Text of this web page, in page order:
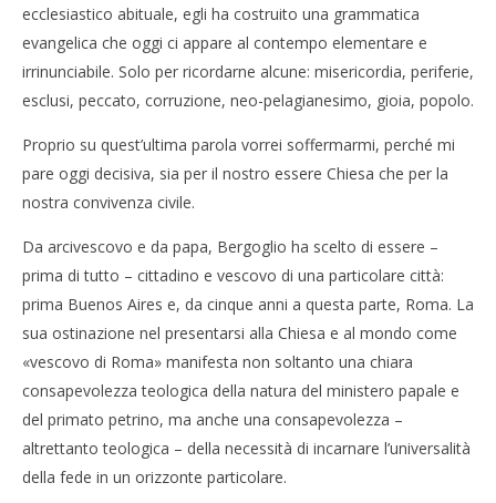
ecclesiastico abituale, egli ha costruito una grammatica
evangelica che oggi ci appare al contempo elementare e
irrinunciabile. Solo per ricordarne alcune: misericordia, periferie,
esclusi, peccato, corruzione, neo-pelagianesimo, gioia, popolo.
Proprio su quest’ultima parola vorrei soffermarmi, perché mi
pare oggi decisiva, sia per il nostro essere Chiesa che per la
nostra convivenza civile.
Da arcivescovo e da papa, Bergoglio ha scelto di essere –
prima di tutto – cittadino e vescovo di una particolare città:
prima Buenos Aires e, da cinque anni a questa parte, Roma. La
sua ostinazione nel presentarsi alla Chiesa e al mondo come
«vescovo di Roma» manifesta non soltanto una chiara
consapevolezza teologica della natura del ministero papale e
del primato petrino, ma anche una consapevolezza –
altrettanto teologica – della necessità di incarnare l’universalità
della fede in un orizzonte particolare.